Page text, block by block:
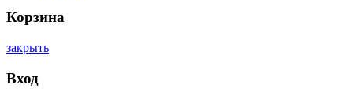
Корзина
закрыть
Вход